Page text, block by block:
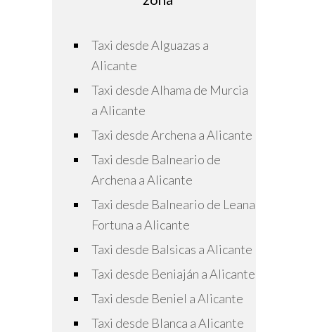
Taxi desde Alguazas a
Alicante
Taxi desde Alhama de Murcia
a Alicante
Taxi desde Archena a Alicante
Taxi desde Balneario de
Archena a Alicante
Taxi desde Balneario de Leana
Fortuna a Alicante
Taxi desde Balsicas a Alicante
Taxi desde Beniaján a Alicante
Taxi desde Beniel a Alicante
Taxi desde Blanca a Alicante